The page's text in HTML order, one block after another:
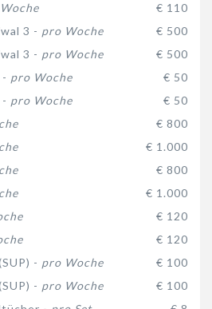
€ 110
3 - pro Woche
€ 500
3 - pro Woche
€ 500
pro Woche
€ 50
pro Woche
€ 50
€ 800
€ 1.000
€ 800
€ 1.000
€ 120
€ 120
- pro Woche
€ 100
- pro Woche
€ 100